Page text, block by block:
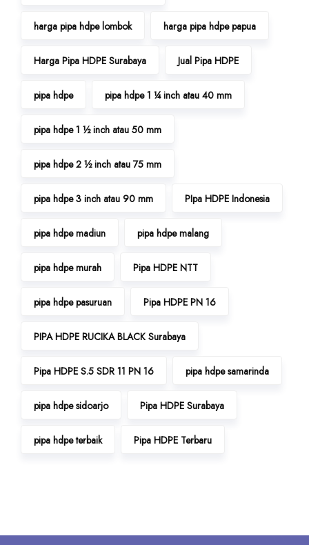
harga pipa hdpe lombok harga pipa hdpe papua
Harga Pipa HDPE Surabaya Jual Pipa HDPE
pipa hdpe pipa hdpe 1 ¼ inch atau 40 mm
pipa hdpe 1 ½ inch atau 50 mm
pipa hdpe 2 ½ inch atau 75 mm
pipa hdpe 3 inch atau 90 mm PIpa HDPE Indonesia
pipa hdpe madiun pipa hdpe malang
pipa hdpe murah Pipa HDPE NTT
pipa hdpe pasuruan Pipa HDPE PN 16
PIPA HDPE RUCIKA BLACK Surabaya
Pipa HDPE S.5 SDR 11 PN 16 pipa hdpe samarinda
pipa hdpe sidoarjo Pipa HDPE Surabaya
pipa hdpe terbaik Pipa HDPE Terbaru